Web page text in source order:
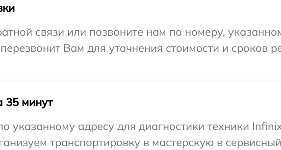
связи или позвоните нам по номеру,
Вам для уточнения стоимости и сроков
35 минут
указанному адресу для диагностики техники
транспортировку в мастерскую в